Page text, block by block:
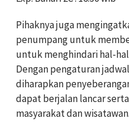
Pihaknya juga
penumpang untuk
untuk menghindari hal-
Dengan pengaturan
diharapkan
dapat berjalan lancar
masyarakat dan wisatawan.